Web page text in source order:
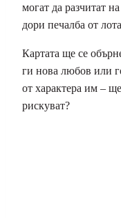
могат да разчитат
дори печалба от
Картата ще се
ги нова любов или
от характера им –
рискуват?